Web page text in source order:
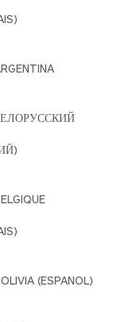
(ESPANOL)